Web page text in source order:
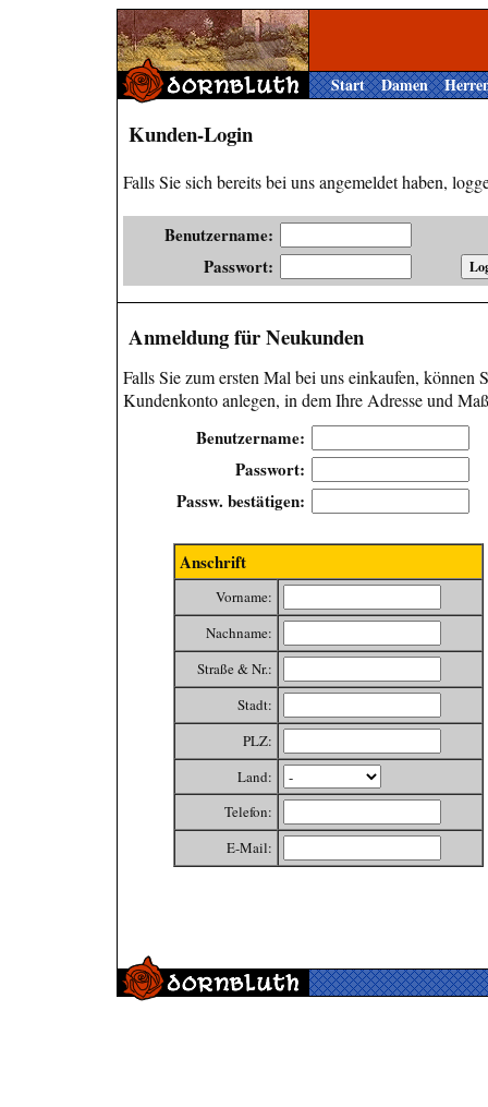
Start Damen
Kunden-Login
Falls Sie sich bereits bei uns angemeldet haben,
Benutzername:
Passwort:
Anmeldung für Neukunden
Falls Sie zum ersten Mal bei uns einkaufen, können
Kundenkonto anlegen, in dem Ihre Adresse und
Benutzername:
Passwort:
Passw. bestätigen:
Anschrift
Vorname:
Nachname:
Straße & Nr.:
Stadt:
PLZ:
Land:
Telefon:
E-Mail: